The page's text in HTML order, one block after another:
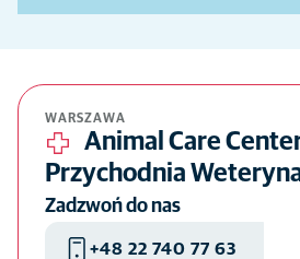
WARSZAWA
Animal Care
Przychodnia
Zadzwoń do nas
+48 22 740 77 63